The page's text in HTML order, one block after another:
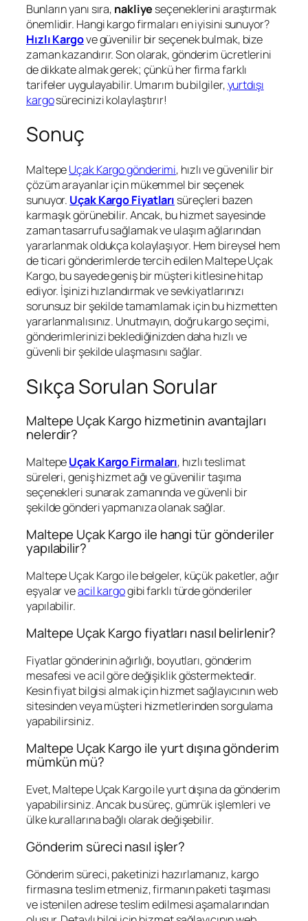
Bunların yanı sıra, nakliye seçeneklerini araştırmak
önemlidir. Hangi kargo firmaları en iyisini sunuyor?
Hızlı Kargove güvenilir bir seçenek bulmak, bize
zaman kazandırır. Son olarak, gönderim ücretlerini
de dikkate almak gerek; çünkü her firma farklı
tarifeler uygulayabilir. Umarım bu bilgiler,yurtdışı
kargosürecinizi kolaylaştırır!
Sonuç
MaltepeUçak Kargo gönderimi, hızlı ve güvenilir bir
çözüm arayanlar için mükemmel bir seçenek
sunuyor. Uçak Kargo Fiyatları süreçleri bazen
karmaşık görünebilir. Ancak, bu hizmet sayesinde
zaman tasarrufu sağlamak ve ulaşım ağlarından
yararlanmak oldukça kolaylaşıyor. Hem bireysel hem
de ticari gönderimlerde tercih edilen Maltepe Uçak
Kargo, bu sayede geniş bir müşteri kitlesine hitap
ediyor. İşinizi hızlandırmak ve sevkiyatlarınızı
sorunsuz bir şekilde tamamlamak için bu hizmetten
yararlanmalısınız. Unutmayın, doğru kargo seçimi,
gönderimlerinizi beklediğinizden daha hızlı ve
güvenli bir şekilde ulaşmasını sağlar.
Sıkça Sorulan Sorular
Maltepe Uçak Kargo hizmetinin avantajları
nelerdir?
MaltepeUçak Kargo Firmaları, hızlı teslimat
süreleri, geniş hizmet ağı ve güvenilir taşıma
seçenekleri sunarak zamanında ve güvenli bir
şekilde gönderi yapmanıza olanak sağlar.
Maltepe Uçak Kargo ile hangi tür gönderiler
yapılabilir?
Maltepe Uçak Kargo ile belgeler, küçük paketler, ağır
eşyalar veacil kargogibi farklı türde gönderiler
yapılabilir.
Maltepe Uçak Kargo fiyatları nasıl belirlenir?
Fiyatlar gönderinin ağırlığı, boyutları, gönderim
mesafesi ve acil göre değişiklik göstermektedir.
Kesin fiyat bilgisi almak için hizmet sağlayıcının web
sitesinden veya müşteri hizmetlerinden sorgulama
yapabilirsiniz.
Maltepe Uçak Kargo ile yurt dışına gönderim
mümkün mü?
Evet, Maltepe Uçak Kargo ile yurt dışına da gönderim
yapabilirsiniz. Ancak bu süreç, gümrük işlemleri ve
ülke kurallarına bağlı olarak değişebilir.
Gönderim süreci nasıl işler?
Gönderim süreci, paketinizi hazırlamanız, kargo
firmasına teslim etmeniz, firmanın paketi taşıması
ve istenilen adrese teslim edilmesi aşamalarından